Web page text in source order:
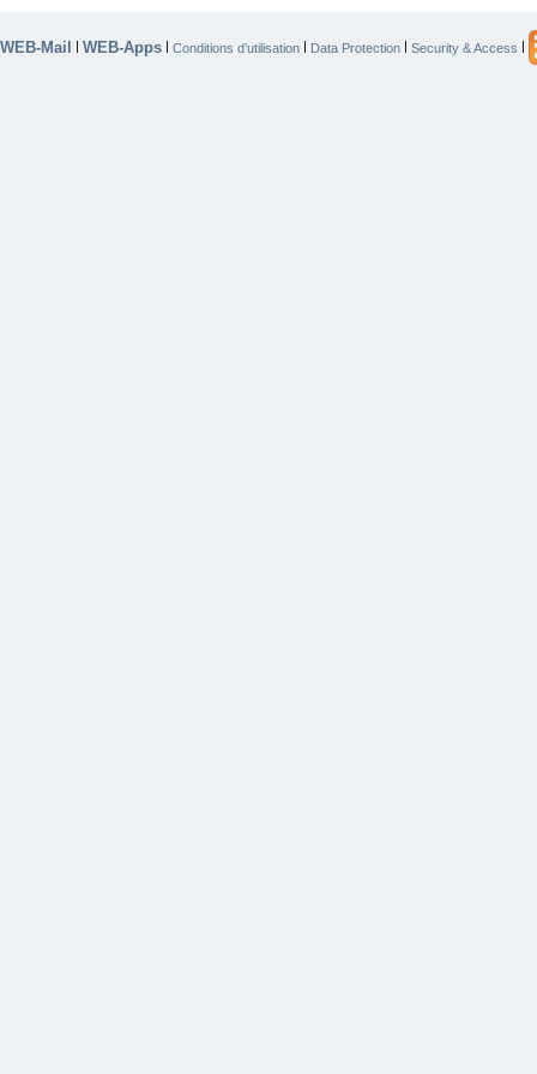
WEB-Mail | WEB-Apps | Conditions d’utilisation | Data Protection | Security & Access |